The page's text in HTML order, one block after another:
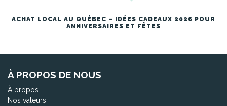
ACHAT LOCAL AU QUÉBEC – IDÉES CADEAUX 2026 POUR
ANNIVERSAIRES ET FÊTES
À PROPOS DE NOUS
À propos
Nos valeurs